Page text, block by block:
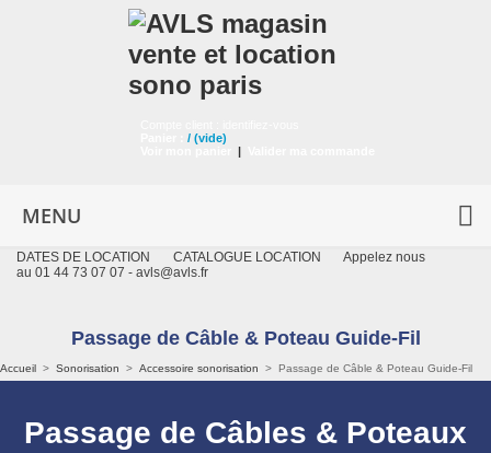
/ (vide)
|
MENU
DATES DE LOCATION CATALOGUE LOCATION
Appelez nous
au 01 44 73 07 07 - avls@avls.fr
Passage de Câble & Poteau Guide-Fil
Accueil > Sonorisation > Accessoire sonorisation > Passage de Câble & Poteau Guide-Fil
Passage de Câbles & Poteaux